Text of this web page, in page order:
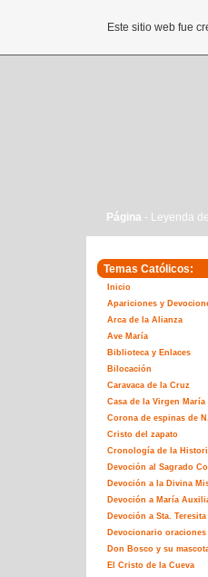
Página - Leyenda
Temas Católicos:
Inicio
Apariciones y
Arca de la Alianza
Ave María
Biblioteca y Enlaces
Bilocación
Caravaca de la Cruz
Casa de la Virgen María
Corona de espinas de
Cristo del zapato
Cronología de la
Devoción al Sagrado
Devoción a la Divina
Devoción a María
Devoción a Sta. Teresita
Devocionario
Don Bosco y su
El Cristo de la Cueva
Este sitio web fue